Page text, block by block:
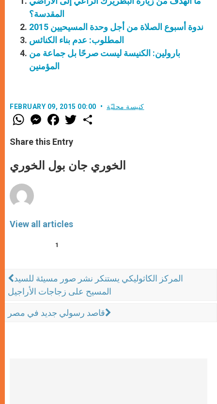
المقدسة؟
ندوة أسبوع الصلاة من أجل وحدة المسيحيين 2015
المطلوب: عدم بناء الكنائس
بارولين: الكنيسة ليست صرحًا بل جماعة من
المؤمنين
FEBRUARY 09, 2015 00:00 كنيسة محليّة
W
h
t
s
p
M
e
s
e
g
e
F
a
e
b
k
w
r
Share this Entry
الخوري جان بول الخوري
View all articles
1
المركز الكاثوليكي يستنكر نشر صور مسيئة للسيد
المسيح على زجاجات الأراجيل
قاصد رسولي جديد في مصر